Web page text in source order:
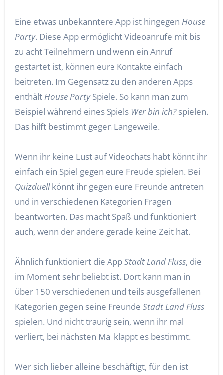
Eine etwas unbekanntere App ist hingegen House
Party. Diese App ermöglicht Videoanrufe mit bis
zu acht Teilnehmern und wenn ein Anruf
gestartet ist, können eure Kontakte einfach
beitreten. Im Gegensatz zu den anderen Apps
enthält House PartySpiele. So kann man zum
Beispiel während eines Spiels Wer bin ich?spielen.
Das hilft bestimmt gegen Langeweile.
Wenn ihr keine Lust auf Videochats habt könnt ihr
einfach ein Spiel gegen eure Freude spielen. Bei
Quizduellkönnt ihr gegen eure Freunde antreten
und in verschiedenen Kategorien Fragen
beantworten. Das macht Spaß und funktioniert
auch, wenn der andere gerade keine Zeit hat.
Ähnlich funktioniert die AppStadt Land Fluss, die
im Moment sehr beliebt ist. Dort kann man in
über 150 verschiedenen und teils ausgefallenen
Kategorien gegen seine Freunde Stadt Land Fluss
spielen. Und nicht traurig sein, wenn ihr mal
verliert, bei nächsten Mal klappt es bestimmt.
Wer sich lieber alleine beschäftigt, für den ist